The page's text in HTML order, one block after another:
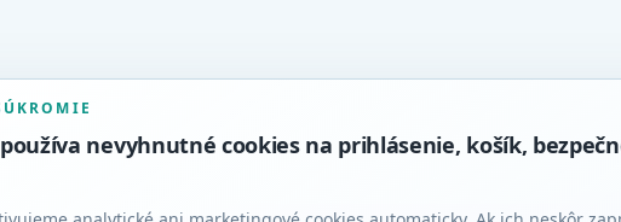
používa nevyhnutné cookies na prihlásenie, košík,